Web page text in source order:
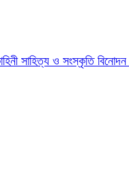
সাহিত্য ও সংস্কৃতি বিনোদন